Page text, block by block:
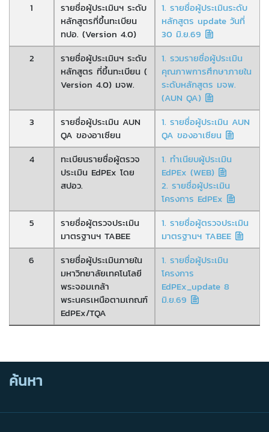
1
รายชื่อผู้ประเมินฯ ระดับ
หลักสูตรที่ขึ้นทะเบียน
ทปอ. (Version 4.0)
1. รายชื่อผู้ประเมินระดับ
หลักสูตร update วันที่
30 มิ.ย.69
2
รายชื่อผู้ประเมินฯ ระดับ
หลักสูตร ที่ขึ้นทะเบียน (
Version 4.0) มจพ.
1. รวมรายชื่อผู้ประเมิน
คุณภาพการศึกษาภายใน
ระดับหลักสูตร มจพ.
(AUN QA)
3
รายชื่อผู้ประเมิน AUN
QA ของอาเซียน
1. รายชื่อผู้ประเมิน AUN
QA ของอาเซียน
4
ทะเบียนรายชื่อผู้ตรวจ
ประเมิน EdPEx โดย
สปอว.
1. ทำเนียบผู้ประเมิน
EdPEx (WEB)
2. รายชื่อผู้ประเมิน
โครงการ EdPEx
5
รายชื่อผู้ตรวจประเมิน
มาตรฐานฯ TABEE
1. รายชื่อผู้ตรวจประเมิน
มาตรฐานฯ TABEE
6
รายชื่อผู้ประเมินภายใน
มหาวิทยาลัยเทคโนโลยี
พระจอมเกล้า
พระนครเหนือตามเกณฑ์
EdPEx/TQA
1. รายชื่อผู้ประเมิน
โครงการ
EdPEx_update 8
มิ.ย.69
ค้นหา